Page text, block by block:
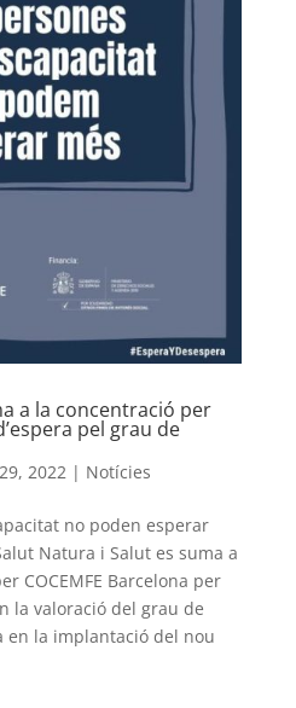
a la concentració per
pel grau de
2022| Notícies
no poden esperar
Natura i Salut es suma a
COCEMFE Barcelona per
la valoració del grau de
en la implantació del nou